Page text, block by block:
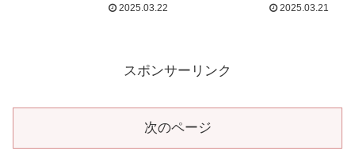
2025.03.22 2025.03.21
スポンサーリンク
次のページ